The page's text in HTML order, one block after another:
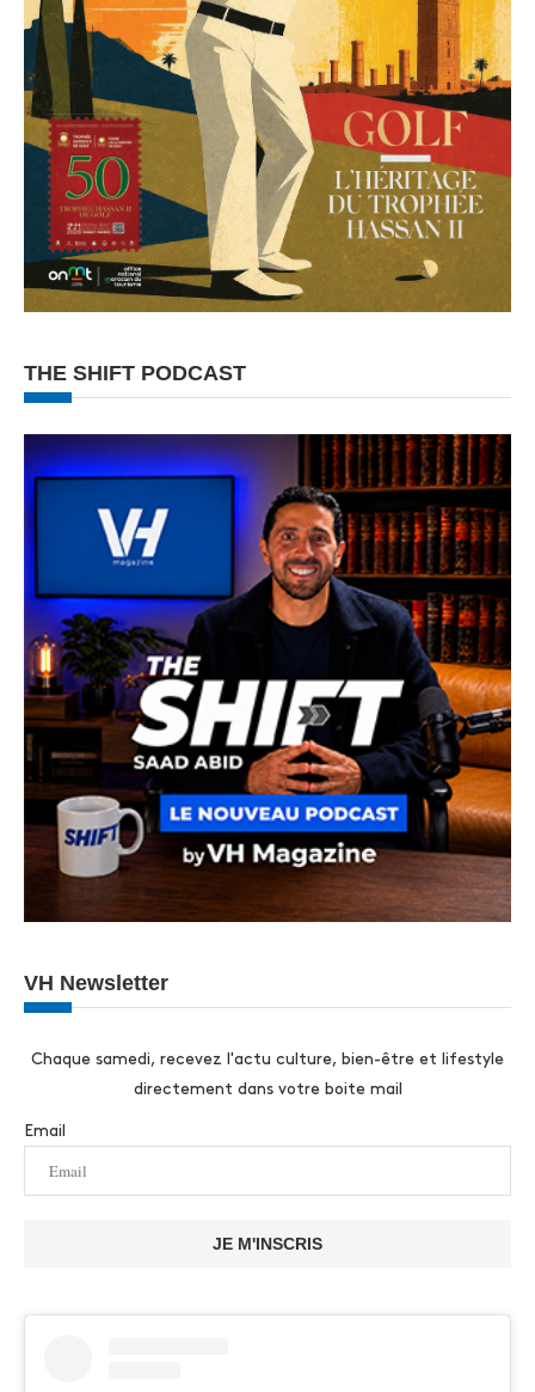
THE SHIFT PODCAST
VH Newsletter
Chaque samedi, recevez l'actu culture, bien-être et lifestyle
directement dans votre boite mail
Email
JE M'INSCRIS